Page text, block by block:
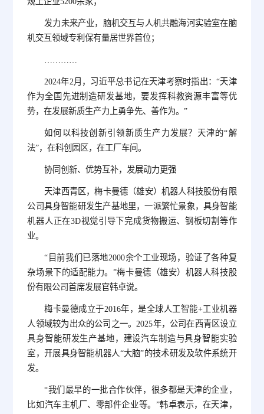
发力未来产业，脑机交互与人机共融海河实验室在脑
机交互领域专利保有量居世界首位；
…………
2024年2月，习近平总书记在天津考察时指出：“天津
作为全国先进制造研发基地，要发挥科教资源丰富等优
势，在发展新质生产力上勇争先、善作为。”
如何以科技创新引领新质生产力发展？天津的“解
法”，在科创园区，在工厂车间。
协同创新、优势互补，发展动力更强
天津西青区，梅卡曼德（雄安）机器人科技股份有限
公司具身智能研发生产基地里，一派繁忙景象，具身智能
机器人正在3D视觉引导下完成货物搬运、钢板切割等作
业。
“目前我们已落地2000余个工业现场，验证了各种复
杂场景下的适配能力。”梅卡曼德（雄安）机器人科技股
份有限公司首席发展官韩卓说。
梅卡曼德成立于2016年，是全球人工智能+工业机器
人领域较为出众的公司之一。2025年，公司在西青区设立
具身智能研发生产基地，建设汽车制造与具身智能实验
室，开展具身智能机器人“大脑”的技术研发及软件系统开
发。
“我们最早的一批合作伙伴，很多都是天津的企业，
比如汽车主机厂、零部件企业等。”韩卓表示，在天津，